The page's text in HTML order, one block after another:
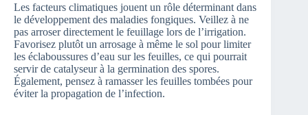
Les facteurs climatiques jouent un rôle déterminant dans
le développement des maladies fongiques. Veillez à ne
pas arroser directement le feuillage lors de l’irrigation.
Favorisez plutôt un arrosage à même le sol pour limiter
les éclaboussures d’eau sur les feuilles, ce qui pourrait
servir de catalyseur à la germination des spores.
Également, pensez à ramasser les feuilles tombées pour
éviter la propagation de l’infection.